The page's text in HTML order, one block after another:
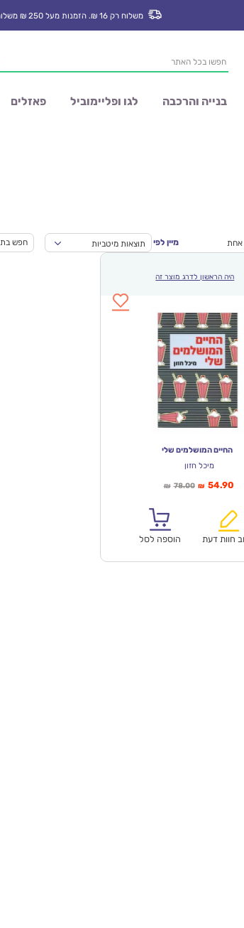
משלוח רק 16 ₪. הזמנות מעל 250 ₪ משלוח נק’ איסוף חינם
Products
search
בנייה והרכבה לגו ופליימוביל פאזלים
אחת מיין לפי תוצאות מיטביות
היה הראשון לדרג מוצר זה
החיים המושלמים שלי
מיכל חזון
₪ 78.00המחיר
₪78.00.
₪ 54.90
חוות דעת
הוספה לסל